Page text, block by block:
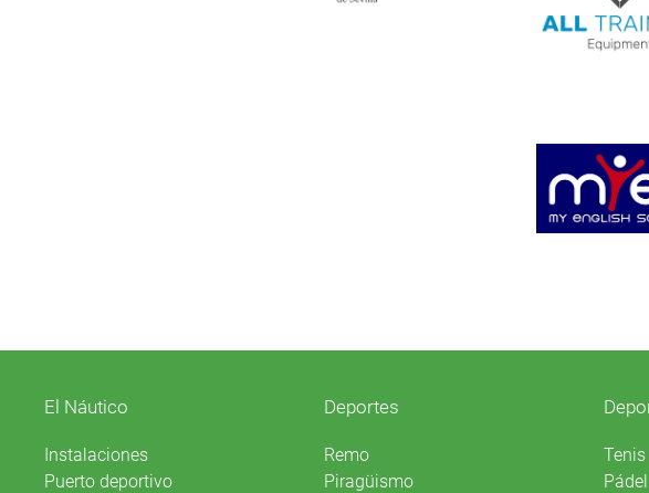
El Náutico
Instalaciones
Puerto deportivo
Deportes
Remo
Piragüismo
Tenis
Pádel